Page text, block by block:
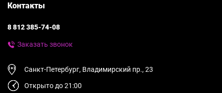
Контакты
8 812 385-74-08
Заказать звонок
Санкт-Петербург, Владимирский пр., 23
Открыто до 21:00